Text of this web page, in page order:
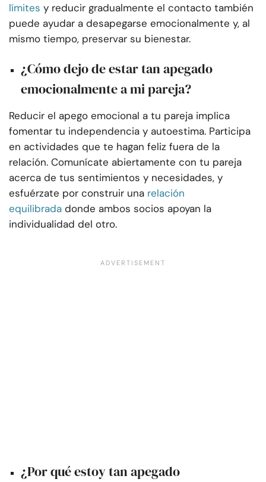
límites y reducir gradualmente el contacto también
puede ayudar a desapegarse emocionalmente y, al
mismo tiempo, preservar su bienestar.
¿Cómo dejo de estar tan apegado
emocionalmente a mi pareja?
Reducir el apego emocional a tu pareja implica
fomentar tu independencia y autoestima. Participa
en actividades que te hagan feliz fuera de la
relación. Comunícate abiertamente con tu pareja
acerca de tus sentimientos y necesidades, y
esfuérzate por construir una relación
equilibrada donde ambos socios apoyan la
individualidad del otro.
¿Por qué estoy tan apegado